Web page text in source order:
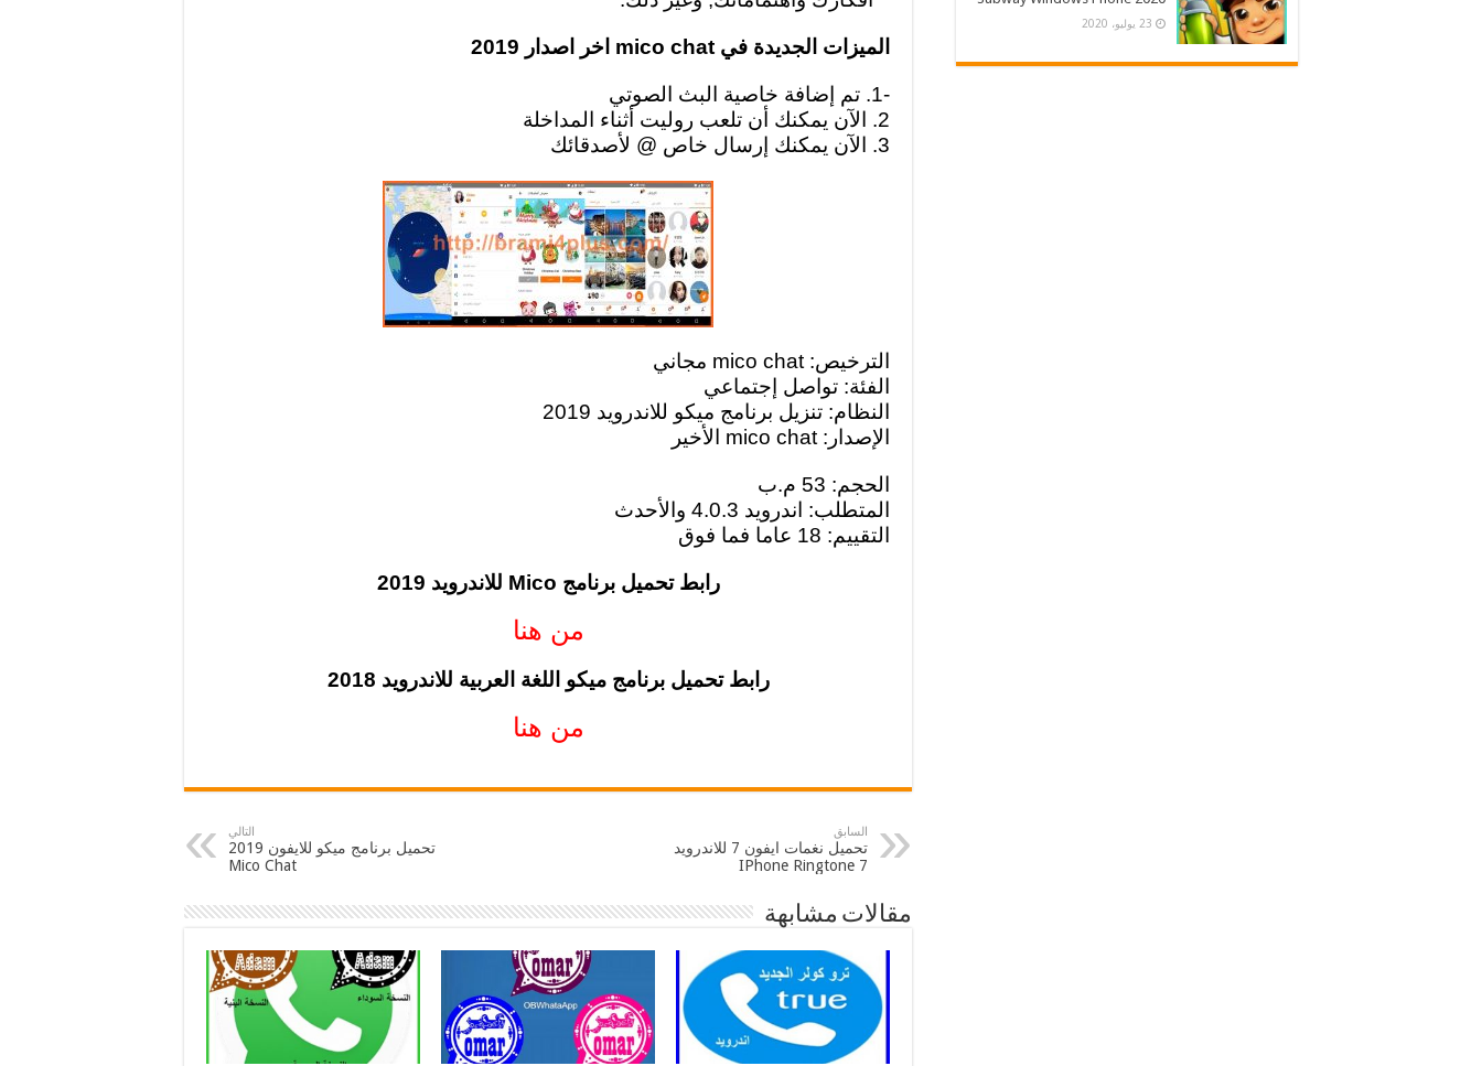
الميزات الجديدة في mico chat اخر اصدار 2019
-1. تم إضافة خاصية البث الصوتي
2. الآن يمكنك أن تلعب روليت أثناء المداخلة
3. الآن يمكنك إرسال خاص @ لأصدقائك
الترخيص: mico chat مجاني
الفئة: تواصل إجتماعي
النظام: تنزيل برنامج ميكو للاندرويد 2019
الإصدار: mico chat الأخير
الحجم: 53 م.ب
المتطلب: اندرويد 4.0.3 والأحدث
التقييم: 18 عاما فما فوق
رابط تحميل برنامج Mico للاندرويد 2019
من هنا
رابط تحميل برنامج ميكو اللغة العربية للاندرويد 2018
من هنا
السابق
تحميل نغمات ايفون 7 للاندرويد
IPhone Ringtone 7
التالي
تحميل برنامج ميكو للايفون 2019
Mico Chat
مقالات مشابهة
23 يوليو، 2020